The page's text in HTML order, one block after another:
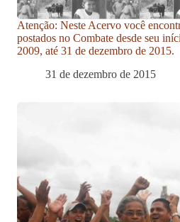
Atenção: Neste Acervo você
postados no Combate desde seu
2009, até 31 de dezembro de 2015.
31 de dezembro de 2015